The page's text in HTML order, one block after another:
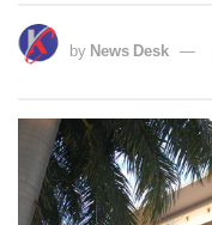
byNews Desk